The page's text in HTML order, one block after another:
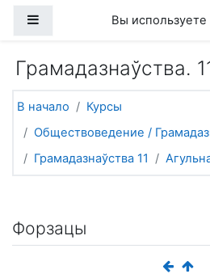
Боковая панельВы используете
Грамадазнаўства.
В начало
Курсы
Обществоведение /
Грамадазнаўства 11
Форзацы